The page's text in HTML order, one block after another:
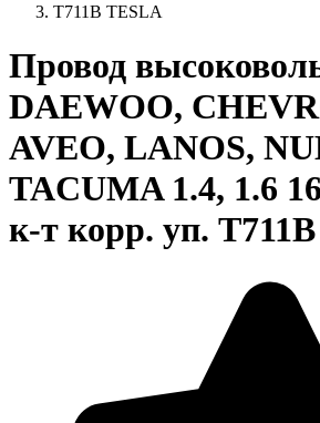
T711B TESLA
Провод
DAEWOO,
AVEO, LANOS,
TACUMA 1.4, 1.6
к-т корр. уп.